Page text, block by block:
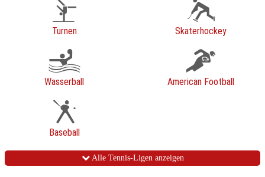
Turnen Skaterhockey
Wasserball American Football
Baseball
Alle Tennis-Ligen anzeigen